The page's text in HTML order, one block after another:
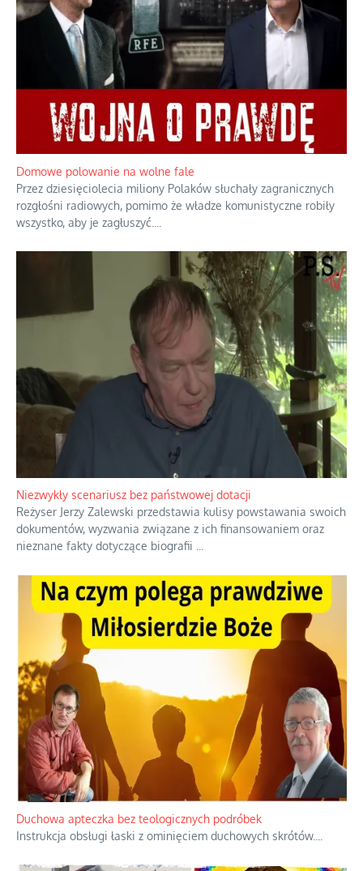
Domowe polowanie na wolne fale
Przez dziesięciolecia miliony Polaków słuchały zagranicznych
rozgłośni radiowych, pomimo że władze komunistyczne robiły
wszystko, aby je zagłuszyć.
Niezwykły scenariusz bez państwowej dotacji
Reżyser Jerzy Zalewski przedstawia kulisy powstawania swoich
dokumentów, wyzwania związane z ich finansowaniem oraz
nieznane fakty dotyczące biografii ...
Duchowa apteczka bez teologicznych podróbek
Instrukcja obsługi łaski z ominięciem duchowych skrótów.